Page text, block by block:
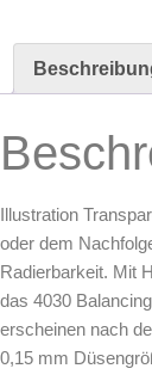
Airbrush-
Zubehör
Illustration
oder dem
Radierbarkeit. Mit
das 4030
erscheinen nach
0,15 mm